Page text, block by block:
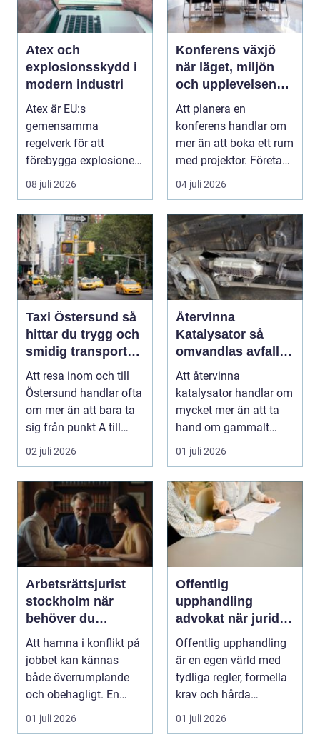
Atex och
explosionsskydd i
modern industri
Atex är EU:s
gemensamma
regelverk för att
förebygga explosioner i
arbetsmiljöer ...
08 juli 2026
Konferens växjö
när läget, miljön
och upplevelsen
gör skillnad
Att planera en
konferens handlar om
mer än att boka ett rum
med projektor. Företag
letar efter plats...
04 juli 2026
Taxi Östersund så
hittar du trygg och
smidig transport
året runt
Att resa inom och till
Östersund handlar ofta
om mer än att bara ta
sig från punkt A till
punkt B. M...
02 juli 2026
Återvinna
Katalysator så
omvandlas avfall
till värdefulla
resurser
Att återvinna
katalysator handlar om
mycket mer än att ta
hand om gammalt
skrot. I varje
katalysator...
01 juli 2026
Arbetsrättsjurist
stockholm när
behöver du
professionell hjälp
i arbetslivet?
Att hamna i konflikt på
jobbet kan kännas
både överrumplande
och obehagligt. En
anställning påverkar...
01 juli 2026
Offentlig
upphandling
advokat när juridik
möter affär
Offentlig upphandling
är en egen värld med
tydliga regler, formella
krav och hårda
tidsfrister. För ...
01 juli 2026